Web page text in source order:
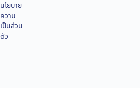
นโยบาย
ความ
เป็นส่วน
ตัว